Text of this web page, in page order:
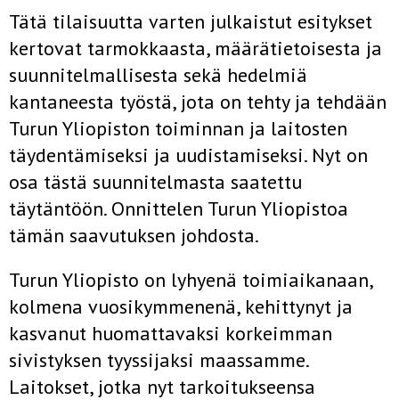
Tätä tilaisuutta varten julkaistut esitykset
kertovat tarmokkaasta, määrätietoisesta ja
suunnitelmallisesta sekä hedelmiä
kantaneesta työstä, jota on tehty ja tehdään
Turun Yliopiston toiminnan ja laitosten
täydentämiseksi ja uudistamiseksi. Nyt on
osa tästä suunnitelmasta saatettu
täytäntöön. Onnittelen Turun Yliopistoa
tämän saavutuksen johdosta.
Turun Yliopisto on lyhyenä toimiaikanaan,
kolmena vuosikymmenenä, kehittynyt ja
kasvanut huomattavaksi korkeimman
sivistyksen tyyssijaksi maassamme.
Laitokset, jotka nyt tarkoitukseensa